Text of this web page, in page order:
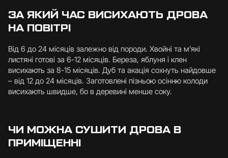
ЗА ЯКИЙ ЧАС ВИСИХАЮТЬ ДРОВА
НА ПОВІТРІ
Від 6 до 24 місяців залежно від породи. Хвойні та м’які
листяні готові за 6-12 місяців. Береза, яблуня і клен
висихають за 8-15 місяців. Дуб та акація сохнуть найдовше
– від 12 до 24 місяців. Заготовлені пізньою осінню колоди
висихають швидше, бо в деревині менше соку.
ЧИ МОЖНА СУШИТИ ДРОВА В
ПРИМІЩЕННІ